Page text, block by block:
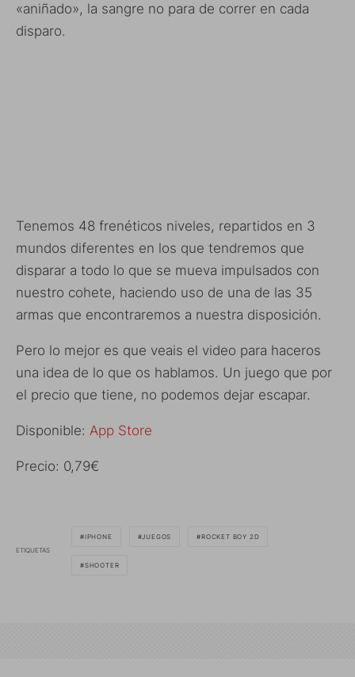
«aniñado», la sangre no para de correr en cada
disparo.
Tenemos 48 frenéticos niveles, repartidos en 3
mundos diferentes en los que tendremos que
disparar a todo lo que se mueva impulsados con
nuestro cohete, haciendo uso de una de las 35
armas que encontraremos a nuestra disposición.
Pero lo mejor es que veais el video para haceros
una idea de lo que os hablamos. Un juego que por
el precio que tiene, no podemos dejar escapar.
Disponible: App Store
Precio: 0,79€
ETIQUETAS
IPHONE JUEGOS ROCKET BOY 2D
SHOOTER